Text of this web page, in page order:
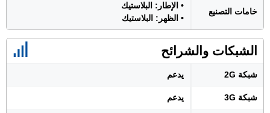
خامات التصنيع
• الإطار: البلاستيك
• الظهر: البلاستيك
الشبكات والشرائح
شبكة 2G يدعم
شبكة 3G يدعم